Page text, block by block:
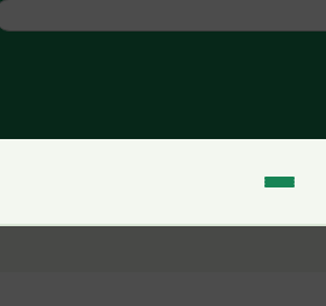
de actividades de 2020 en